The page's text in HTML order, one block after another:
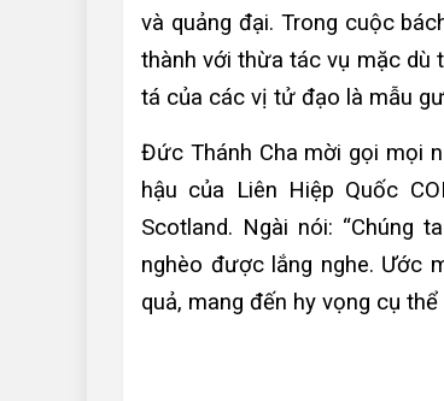
và quảng đại. Trong cuộc
thành với thừa tác vụ mặc dù
tá của các vị tử đạo là mẫu
Đức Thánh Cha mời gọi mọi
hậu của Liên Hiệp Quốc
Scotland. Ngài nói: “Chúng
nghèo được lắng nghe. Ước
quả, mang đến hy vọng cụ